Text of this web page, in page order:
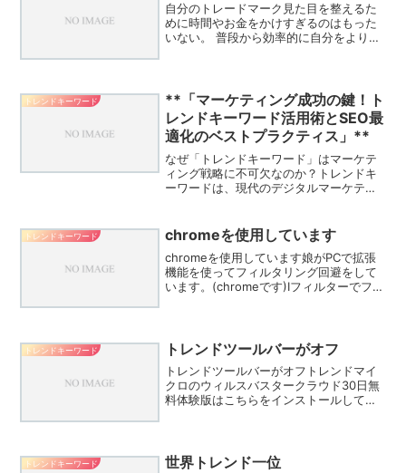
自分のトレードマーク見た目を整えるた
めに時間やお金をかけすぎるのはもった
いない。 普段から効率的に自分をよりよ
作る」「赤い口紅を味...
トレンドキーワード
**「マーケティング成功の鍵！ト
レンドキーワード活用術とSEO最
適化のベストプラクティス」**
なぜ「トレンドキーワード」はマーケテ
ィング戦略に不可欠なのか？トレンドキ
ーワードは、現代のデジタルマーケティ
に詳しく説明します。1. 市場の動向を把
握するためトレンドキ...
トレンドキーワード chromeを使用しています
chromeを使用しています娘がPCで拡張
機能を使ってフィルタリング回避をして
います。(chromeです)Iフィルターでフィ
してい...
トレンドキーワード トレンドツールバーがオフ
トレンドツールバーがオフトレンドマイ
クロのウィルスバスタークラウド30日無
料体験版はこちらをインストールしてみ
って言葉でサイ...
トレンドキーワード 世界トレンド一位